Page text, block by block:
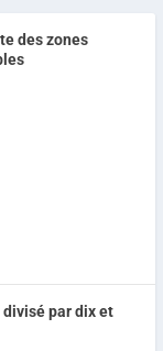
des zones
par dix et